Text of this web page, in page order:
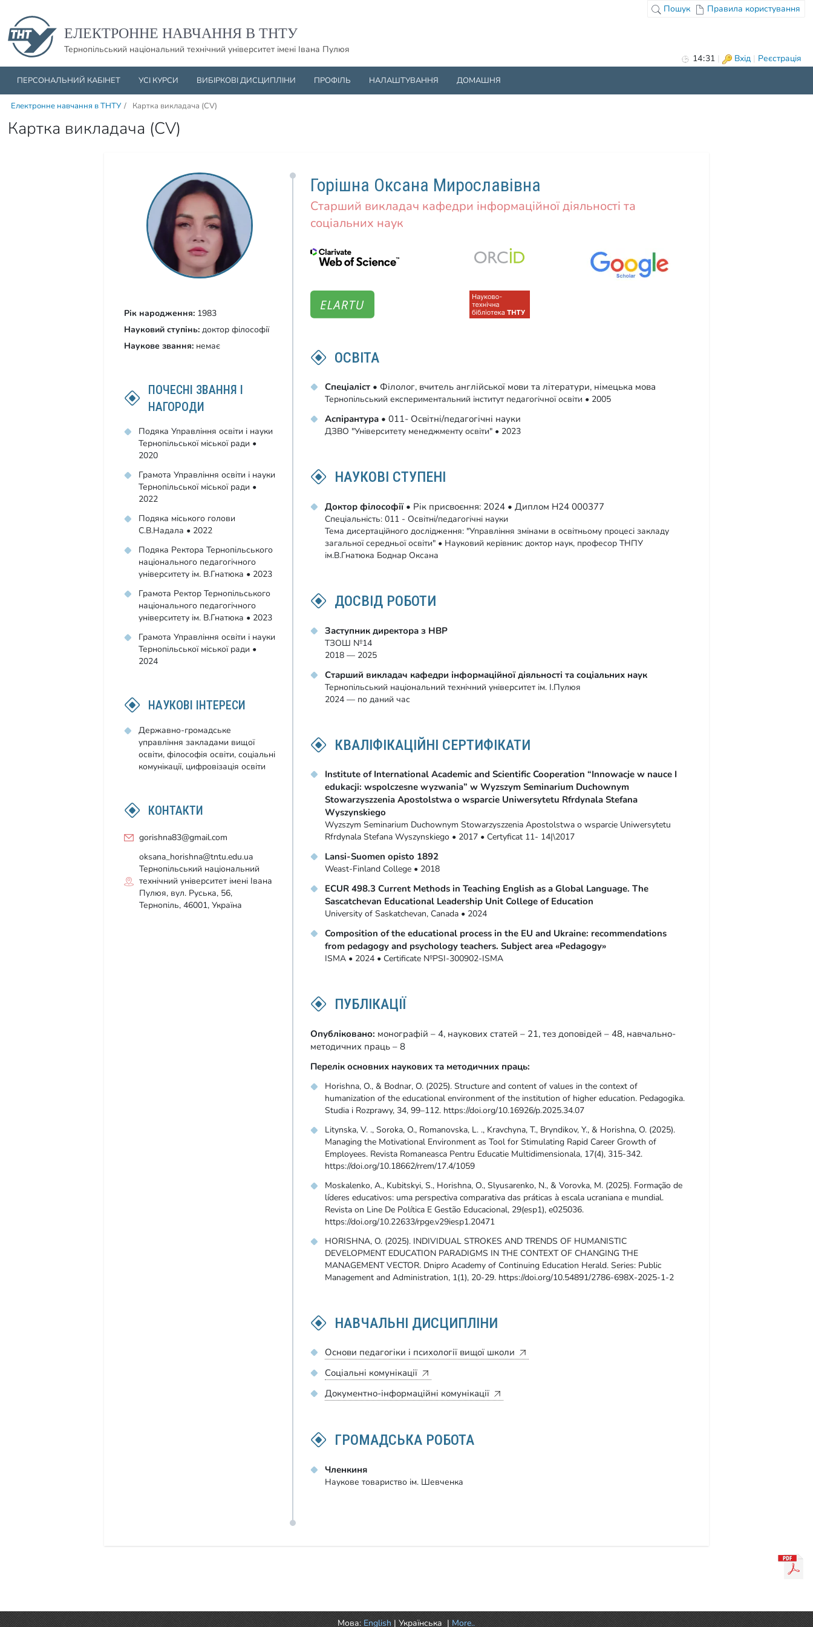
ЕЛЕКТРОННЕ НАВЧАННЯ В ТНТУ
Тернопільський національний технічний університет імені Івана Пулюя
Пошук Правила користування
14:31 | Вхід| Реєстрація
ПЕРСОНАЛЬНИЙ КАБІНЕТ УСІ КУРСИ ВИБІРКОВІ ДИСЦИПЛІНИ ПРОФІЛЬ НАЛАШТУВАННЯ ДОМАШНЯ
Електронне навчання в ТНТУ / Картка викладача (CV)
Картка викладача (CV)
Рік народження:1983
Науковий ступінь:доктор філософії
Наукове звання:немає
ПОЧЕСНІ ЗВАННЯ І
НАГОРОДИ
Подяка Управління освіти і науки
Тернопільської міської ради •
2020
Грамота Управління освіти і науки
Тернопільської міської ради •
2022
Подяка міського голови
С.В.Надала • 2022
Подяка Ректора Тернопільського
національного педагогічного
університету ім. В.Гнатюка • 2023
Грамота Ректор Тернопільського
національного педагогічного
університету ім. В.Гнатюка • 2023
Грамота Управління освіти і науки
Тернопільської міської ради •
2024
НАУКОВІ ІНТЕРЕСИ
Державно-громадське
управління закладами вищої
освіти, філософія освіти, соціальні
комунікації, цифровізація освіти
КОНТАКТИ
gorishna83@gmail.com
oksana_horishna@tntu.edu.ua
Тернопільський національний
технічний університет імені Івана
Пулюя, вул. Руська, 56,
Тернопіль, 46001, Україна
Горішна Оксана Мирославівна
Старший викладач кафедри інформаційної діяльності та
соціальних наук
ОСВІТА
Спеціаліст • Філолог, вчитель англійської мови та літератури, німецька мова
Тернопільський експериментальний інститут педагогічної освіти • 2005
Аспірантура • 011- Освітні/педагогічні науки
ДЗВО "Університету менеджменту освіти" • 2023
НАУКОВІ СТУПЕНІ
Доктор філософії• Рік присвоєння: 2024 • Диплом Н24 000377
Спеціальність: 011 - Освітні/педагогічні науки
Тема дисертаційного дослідження: "Управління змінами в освітньому процесі закладу
загальної середньої освіти" • Науковий керівник: доктор наук, професор ТНПУ
ім.В.Гнатюка Боднар Оксана
ДОСВІД РОБОТИ
Заступник директора з НВР
ТЗОШ №14
2018 — 2025
Старший викладач кафедри інформаційної діяльності та соціальних наук
Тернопільський національний технічний університет ім. І.Пулюя
2024 — по даний час
КВАЛІФІКАЦІЙНІ СЕРТИФІКАТИ
Institute of International Academic and Scientific Cooperation “Innowacje w nauce I
edukacji: wspolczesne wyzwania” w Wyzszym Seminarium Duchownym
Stowarzyszzenia Apostolstwa o wsparcie Uniwersytetu Rfrdynala Stefana
Wyszynskiego
Wyzszym Seminarium Duchownym Stowarzyszzenia Apostolstwa o wsparcie Uniwersytetu
Rfrdynala Stefana Wyszynskiego • 2017 • Certyficat 11- 14|\2017
Lansi-Suomen opisto 1892
Weast-Finland College • 2018
ECUR 498.3 Current Methods in Teaching English as a Global Language. The
Sascatchevan Educational Leadership Unit College of Education
University of Saskatchevan, Canada • 2024
Composition of the educational process in the EU and Ukraine: recommendations
from pedagogy and psychology teachers. Subject area «Pedagogy»
ISMA • 2024 • Certificate №PSI-300902-ISMA
ПУБЛІКАЦІЇ
Опубліковано: монографій – 4, наукових статей – 21, тез доповідей – 48, навчально-
методичних праць – 8
Перелік основних наукових та методичних праць:
Horishna, O., & Bodnar, O. (2025). Structure and content of values in the context of
humanization of the educational environment of the institution of higher education. Pedagogika.
Studia i Rozprawy, 34, 99–112. https://doi.org/10.16926/p.2025.34.07
Litynska, V. ., Soroka, O., Romanovska, L. ., Kravchyna, T., Bryndikov, Y., & Horishna, O. (2025).
Managing the Motivational Environment as Tool for Stimulating Rapid Career Growth of
Employees. Revista Romaneasca Pentru Educatie Multidimensionala, 17(4), 315-342.
https://doi.org/10.18662/rrem/17.4/1059
Moskalenko, A., Kubitskyi, S., Horishna, O., Slyusarenko, N., & Vorovka, M. (2025). Formação de
líderes educativos: uma perspectiva comparativa das práticas à escala ucraniana e mundial.
Revista on Line De Política E Gestão Educacional, 29(esp1), e025036.
https://doi.org/10.22633/rpge.v29iesp1.20471
HORISHNA, O. (2025). INDIVIDUAL STROKES AND TRENDS OF HUMANISTIC
DEVELOPMENT EDUCATION PARADIGMS IN THE CONTEXT OF CHANGING THE
MANAGEMENT VECTOR. Dnipro Academy of Continuing Education Herald. Series: Public
Management and Administration, 1(1), 20-29. https://doi.org/10.54891/2786-698X-2025-1-2
НАВЧАЛЬНІ ДИСЦИПЛІНИ
Основи педагогіки і психології вищої школи
Соціальні комунікації
Документно-інформаційні комунікації
ГРОМАДСЬКА РОБОТА
Членкиня
Наукове товариство ім. Шевченка
Мова: English |Українська | More..